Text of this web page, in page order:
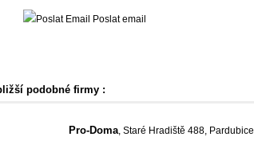
Poslat email
podobné firmy :
Pro-Doma, Staré Hradiště 488, Pardubice